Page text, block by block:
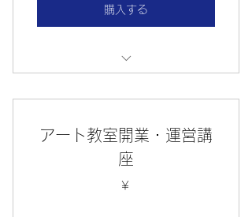
購入する
アート教室開業・運営講
座
￥